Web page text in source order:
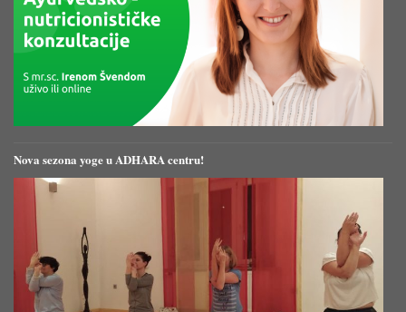
Nova sezona yoge u ADHARA centru!